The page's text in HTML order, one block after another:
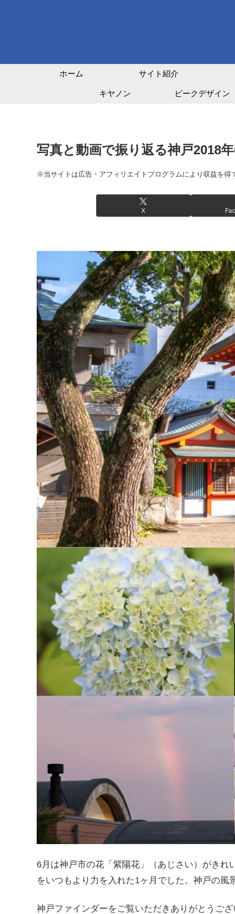
ホーム サイト紹介
キヤノン ピークデザイン
写真と動画で振り返る神戸2018年
※当サイトは広告・アフィリエイトプログラムにより収益を得
X
6月は神戸市の花「紫陽花」（あじさい）がき
をいつもより力を入れた1ヶ月でした。神戸の風
神戸ファインダーをご覧いただきありがとうござ